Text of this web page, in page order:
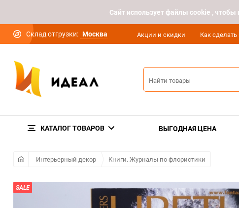
Cайт использует файлы cookie ,
Склад отгрузки: Москва Акции и скидки Как сделать
КАТАЛОГ ТОВАРОВ ВЫГОДНАЯ ЦЕНА
Интерьерный декор Книги. Журналы по флористики
SALE